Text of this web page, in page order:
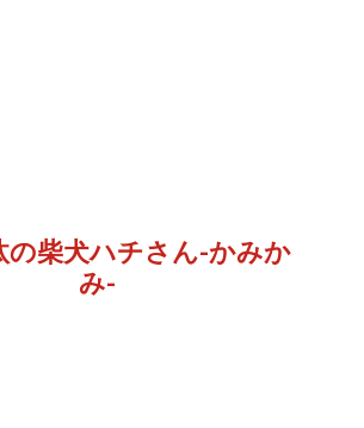
の柴犬ハチさん-かみか
み-